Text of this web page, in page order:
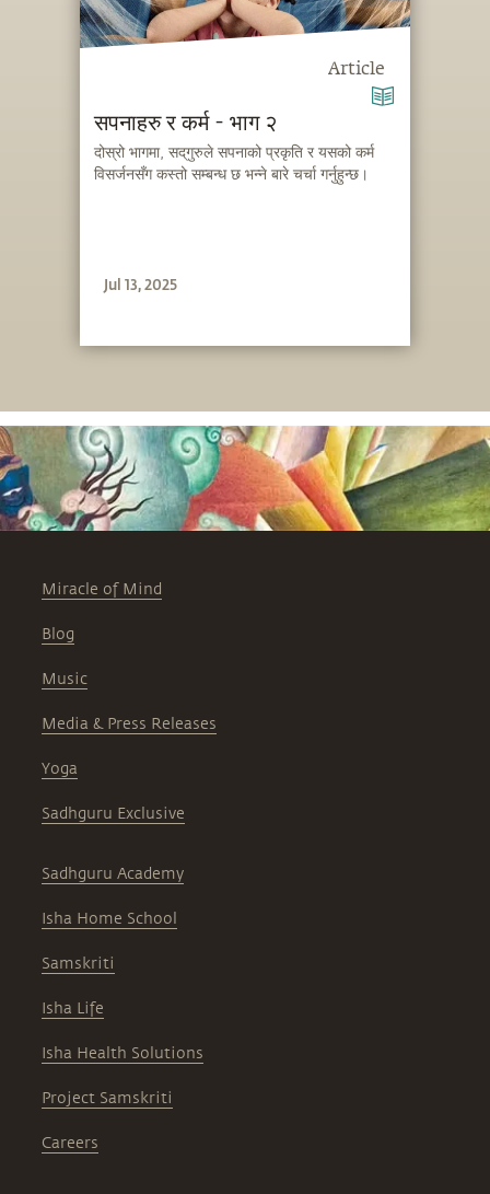
Article
सपनाहरु र कर्म - भाग २
दोस्रो भागमा, सद्‌गुरुले सपनाको प्रकृति र यसको कर्म
विसर्जनसँग कस्तो सम्बन्ध छ भन्ने बारे चर्चा गर्नुहुन्छ।
Jul 13, 2025
Miracle of Mind
Blog
Music
Media & Press Releases
Yoga
Sadhguru Exclusive
Sadhguru Academy
Isha Home School
Samskriti
Isha Life
Isha Health Solutions
Project Samskriti
Careers